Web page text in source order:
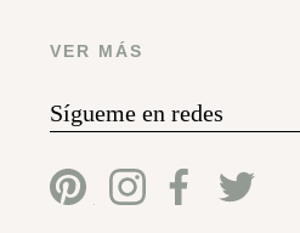
VER MÁS
Sígueme en redes